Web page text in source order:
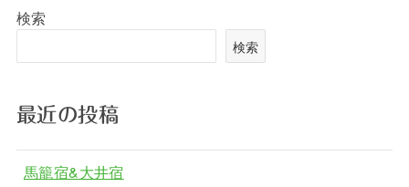
検索
検索
最近の投稿
馬籠宿&大井宿